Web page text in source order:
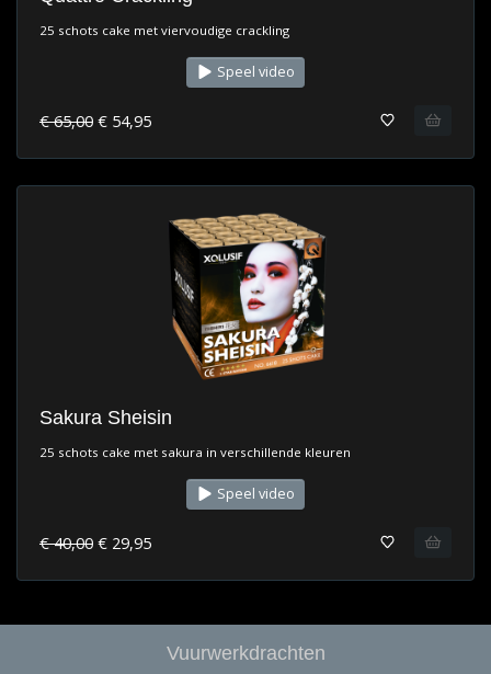
25 schots cake met viervoudige crackling
Speel video
€ 65,00 € 54,95
Sakura Sheisin
25 schots cake met sakura in verschillende kleuren
Speel video
€ 40,00 € 29,95
Vuurwerkdrachten